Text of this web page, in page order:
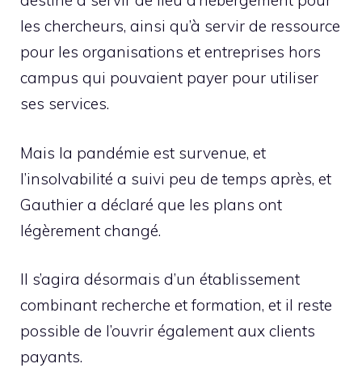
les chercheurs, ainsi qu’à servir de ressource
pour les organisations et entreprises hors
campus qui pouvaient payer pour utiliser
ses services.
Mais la pandémie est survenue, et
l’insolvabilité a suivi peu de temps après, et
Gauthier a déclaré que les plans ont
légèrement changé.
Il s’agira désormais d’un établissement
combinant recherche et formation, et il reste
possible de l’ouvrir également aux clients
payants.